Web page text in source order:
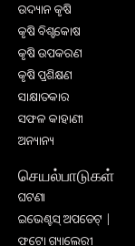
ଉଦ୍ୟାନ କୃଷି
କୃଷି ବିଶ୍ବକୋଷ
କୃଷି ଉପକରଣ
କୃଷି ପ୍ରଶିକ୍ଷଣ
ସାକ୍ଷାତକାର
ସଫଳ କାହାଣୀ
ଅନ୍ୟାନ୍ୟ
செயல்பாடுகள்
ଘଟଣା
ଇଭେଣ୍ଟସ୍ ଅପଡେଟ୍ |
ଫଟୋ ଗ୍ୟାଲେରୀ